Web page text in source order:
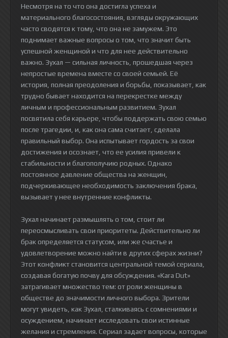
Несмотря на то что она достигла успеха и
материального благосостояния, взгляды окружающих
часто сводятся к тому, что она не замужем. Это
поднимает важные вопросы о том, что значит быть
успешной женщиной и что для нее действительно
важно. Зухал — сильная личность, прошедшая через
непростые времена вместе со своей семьей. Её
история, полная преодоления и борьбы, показывает, как
трудно бывает находится на перекрестке между
личным и профессиональным развитием. Зухал
посвятила себя карьере, чтобы поддержать свою семью
после трагедии, и, как она сама считает, сделала
правильный выбор. Она испытывает гордость за свои
достижения и осознает, что ее усилия привели к
стабильности и благополучию родных. Однако
постоянное давление общества на женщин,
подчеркивающее необходимость заключения брака,
вызывает у нее внутренние конфликты.
Зухал начинает размышлять о том, стоит ли
переосмысливать свои приоритеты. Действительно ли
брак определяется статусом, или же счастье и
удовлетворение можно найти в других сферах жизни?
Этот конфликт становится центральной темой сериала,
создавая богатую почву для обсуждения. «Kara Dut»
затрагивает множество тем: от роли женщины в
обществе до значимости личного выбора. Зрители
могут увидеть, как Зухал, сталкиваясь с сомнениями и
осуждением, начинает исследовать свои истинные
желания и стремления. Сериал задает вопросы, которые